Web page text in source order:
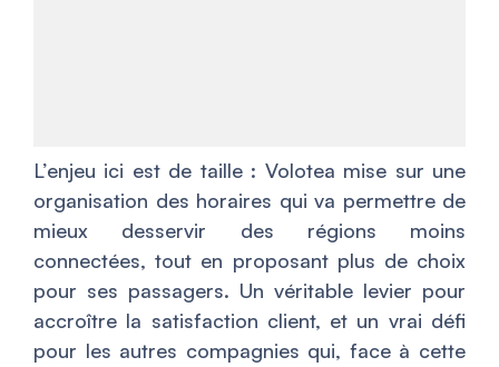
L’enjeu ici est de taille : Volotea mise sur une
organisation des horaires qui va permettre de
mieux desservir des régions moins
connectées, tout en proposant plus de choix
pour ses passagers. Un véritable levier pour
accroître la satisfaction client, et un vrai défi
pour les autres compagnies qui, face à cette